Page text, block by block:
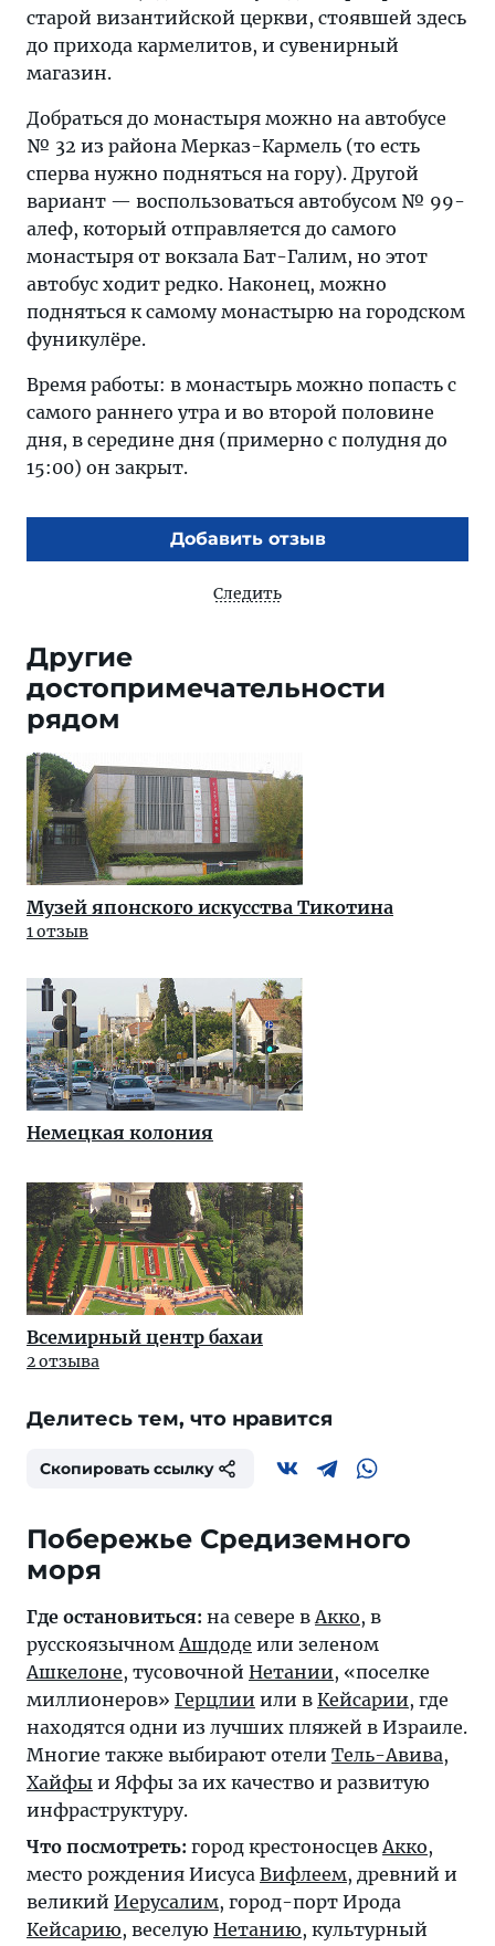
старой византийской церкви, стоявшей здесь
до прихода кармелитов, и сувенирный
магазин.
Добраться до монастыря можно на автобусе
№ 32 из района Мерказ-Кармель (то есть
сперва нужно подняться на гору). Другой
вариант — воспользоваться автобусом № 99-
алеф, который отправляется до самого
монастыря от вокзала Бат-Галим, но этот
автобус ходит редко. Наконец, можно
подняться к самому монастырю на городском
фуникулёре.
Время работы: в монастырь можно попасть с
самого раннего утра и во второй половине
дня, в середине дня (примерно с полудня до
15:00) он закрыт.
Добавить отзыв
Следить
Другие
достопримечательности
рядом
Музей японского искусства Тикотина
1 отзыв
Немецкая колония
Всемирный центр бахаи
2 отзыва
Делитесь тем, что нравится
Скопировать ссылку
Побережье Средиземного
моря
Где остановиться: на севере вАкко, в
русскоязычномАшдоде или зеленом
Ашкелоне, тусовочной Нетании, «поселке
миллионеров» Герцлии или в Кейсарии, где
находятся одни из лучших пляжей в Израиле.
Многие также выбирают отели Тель-Авива,
Хайфы и Яффы за их качество и развитую
инфраструктуру.
Что посмотреть: город крестоносцевАкко,
место рождения Иисуса Вифлеем, древний и
великий Иерусалим, город-порт Ирода
Кейсарию, веселую Нетанию, культурный